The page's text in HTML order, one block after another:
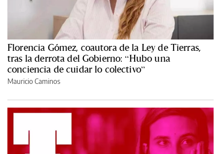
Florencia Gómez, coautora de la Ley de Tierras,
tras la derrota del Gobierno: “Hubo una
conciencia de cuidar lo colectivo”
Mauricio Caminos